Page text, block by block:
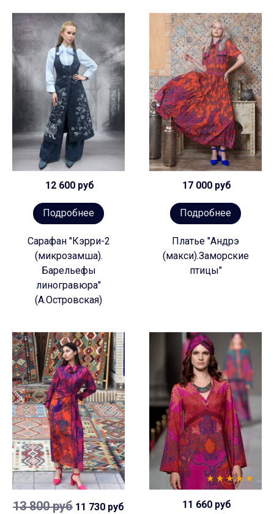
12 600 руб
Подробнее
Сарафан "Кэрри-2
(микрозамша).
Барельефы
линогравюра"
(А.Островская)
17 000 руб
Подробнее
Платье "Андрэ
(макси).Заморские
птицы"
13 800 руб 11 730 руб 11 660 руб